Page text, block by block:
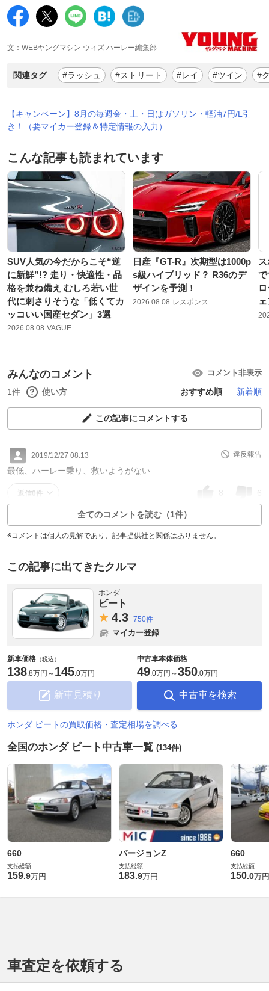
文：WEBヤングマシン ウィズ ハーレー編集部
関連タグ #ラッシュ #ストリート #レイ #ツイン #
【キャンペーン】8月の毎週金・土・日はガソリン・軽油7円/L引
き！（要マイカー登録＆特定情報の入力）
こんな記事も読まれています
SUV人気の今だからこそ“逆
に新鮮”!? 走り・快適性・品
格を兼ね備え むしろ若い世
代に刺さりそうな「低くてカ
ッコいい国産セダン」3選
2026.08.08 VAGUE
日産『GT-R』次期型は1000p
s級ハイブリッド？ R36のデ
ザインを予測！
2026.08.08 レスポンス
みんなのコメント コメント非表示
1件 使い方 おすすめ順 新着順
この記事にコメントする
2019/12/27 08:13 違反報告
最低、ハーレー乗り、救いようがない
返信0件 8 6
全てのコメントを読む（1件）
※コメントは個人の見解であり、記事提供社と関係はありません。
この記事に出てきたクルマ
ホンダ
ビート
4.3 750件
マイカー登録
新車価格 （税込）
138.8万円 ～ 145.0万円
新車見積り
中古車本体価格
49.0万円 ～350.0万円
中古車を検索
ホンダ ビートの買取価格・査定相場を調べる
全国のホンダ ビート中古車一覧 (134件)
660
支払総額
159.9万円
バージョンZ
支払総額
183.9万円
660
支払総額
150.0万円
車査定を依頼する